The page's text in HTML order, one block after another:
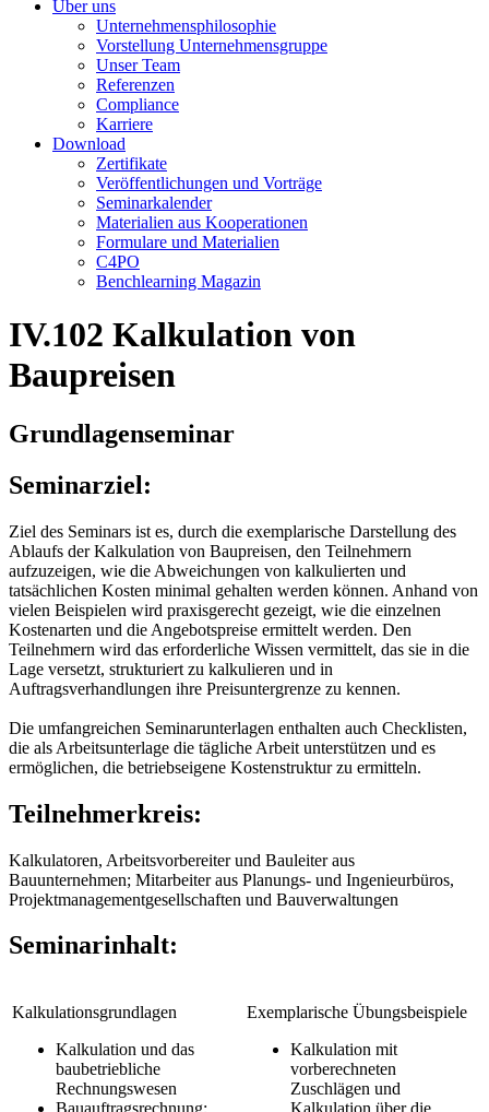
Über uns
Unternehmensphilosophie
Vorstellung Unternehmensgruppe
Unser Team
Referenzen
Compliance
Karriere
Download
Zertifikate
Veröffentlichungen und Vorträge
Seminarkalender
Materialien aus Kooperationen
Formulare und Materialien
C4PO
Benchlearning Magazin
IV.102 Kalkulation von
Baupreisen
Grundlagenseminar
Seminarziel:
Ziel des Seminars ist es, durch die exemplarische Darstellung des
Ablaufs der Kalkulation von Baupreisen, den Teilnehmern
aufzuzeigen, wie die Abweichungen von kalkulierten und
tatsächlichen Kosten minimal gehalten werden können. Anhand von
vielen Beispielen wird praxisgerecht gezeigt, wie die einzelnen
Kostenarten und die Angebotspreise ermittelt werden. Den
Teilnehmern wird das erforderliche Wissen vermittelt, das sie in die
Lage versetzt, strukturiert zu kalkulieren und in
Auftragsverhandlungen ihre Preisuntergrenze zu kennen.
Die umfangreichen Seminarunterlagen enthalten auch Checklisten,
die als Arbeitsunterlage die tägliche Arbeit unterstützen und es
ermöglichen, die betriebseigene Kostenstruktur zu ermitteln.
Teilnehmerkreis:
Kalkulatoren, Arbeitsvorbereiter und Bauleiter aus
Bauunternehmen; Mitarbeiter aus Planungs- und Ingenieurbüros,
Projektmanagementgesellschaften und Bauverwaltungen
Seminarinhalt:
Kalkulationsgrundlagen
Kalkulation und das
baubetriebliche
Rechnungswesen
Exemplarische Übungsbeispiele
Kalkulation mit
vorberechneten
Zuschlägen und